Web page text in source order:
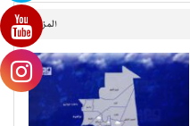
المزيد..